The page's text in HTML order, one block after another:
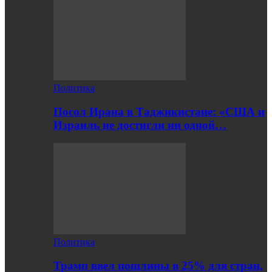
Политика
Посол Ирана в Таджикистане: «США и
Израиль не достигли ни одной…
Политика
Трамп ввел пошлины в 25% для стран,